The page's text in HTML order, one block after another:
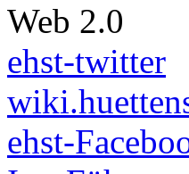
Web 2.0
ehst-twitter
ehst-